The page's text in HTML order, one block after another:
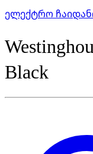
ელექტრო
Black